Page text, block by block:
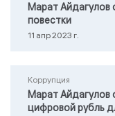
Марат Айдагулов
повестки
11 апр 2023 г.
Коррупция
Марат Айдагулов
цифровой рубль